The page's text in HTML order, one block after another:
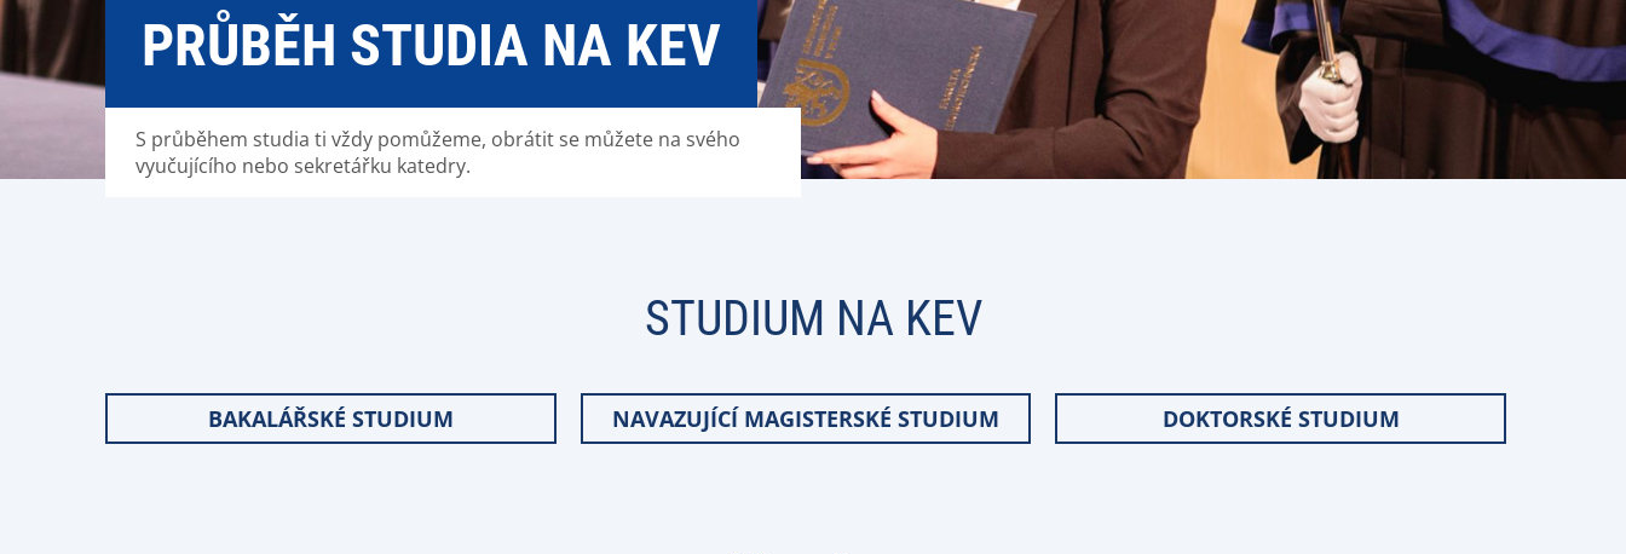
PRŮBĚH STUDIA NA KEV
S průběhem studia ti vždy pomůžeme, obrátit se můžete na svého
vyučujícího nebo sekretářku katedry.
STUDIUM NA KEV
BAKALÁŘSKÉ STUDIUM NAVAZUJÍCÍ MAGISTERSKÉ STUDIUM DOKTORSKÉ STUDIUM